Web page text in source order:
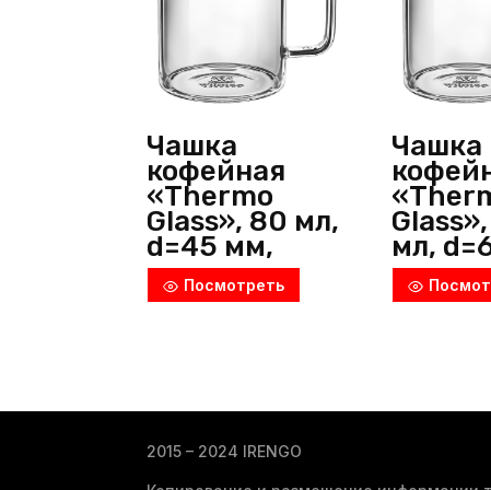
Чашка
кофейная
«Thermo
Glass», 80 мл,
d=45 мм,
h=50 мм,
боросиликат
Посмотреть
Чашка
мл,
h=70
2015 – 2024 IRENGO